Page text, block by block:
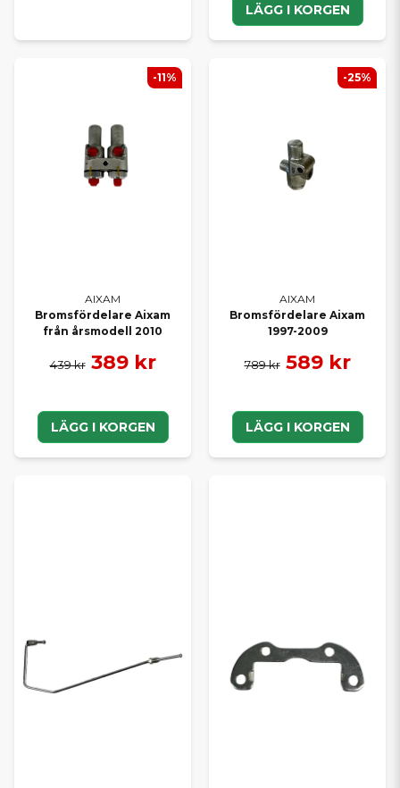
LÄGG I KORGEN
AIXAM
Bromsfördelare Aixam
från årsmodell 2010
439 kr 389 kr
LÄGG I KORGEN
-11%
AIXAM
Bromsfördelare Aixam
1997-2009
789 kr 589 kr
LÄGG I KORGEN
-25%